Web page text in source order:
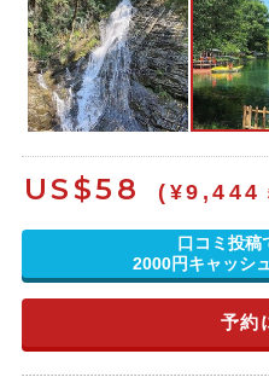
US$58 (¥9,444
口コミ投稿
2000円キャッシ
予約